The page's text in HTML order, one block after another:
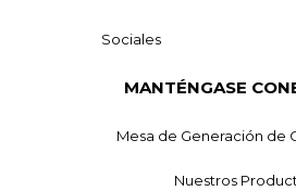
Sociales
MANTÉNGASE
Mesa de Generación de
Nuestros